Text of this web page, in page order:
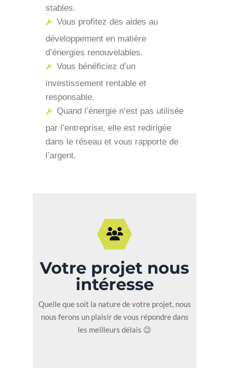
stables.
Vous profitez des aides au
développement en matière
d’énergies renouvelables.
Vous bénéficiez d’un
investissement rentable et
responsable.
Quand l’énergie n’est pas utilisée
par l’entreprise, elle est redirigée
dans le réseau et vous rapporte de
l’argent.
Votre projet nous
intéresse
Quelle que soit la nature de votre projet, nous
nous ferons un plaisir de vous répondre dans
les meilleurs délais 😉